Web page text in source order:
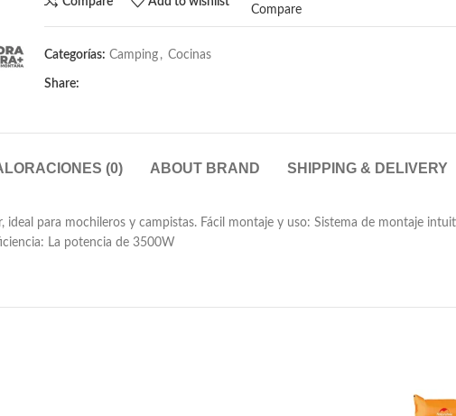
Compare
Categorías: Camping , Cocinas
Share:
(0) ABOUT BRAND SHIPPING & DELIVERY
para mochileros y campistas. Fácil montaje y uso: Sistema de montaje
La potencia de 3500W